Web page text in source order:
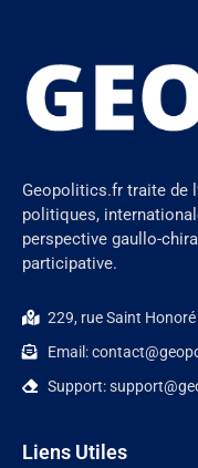
Geopolitics.fr traite de
politiques,
perspective gaullo-
participative.
229, rue Saint
Email:
Support:
Liens Utiles